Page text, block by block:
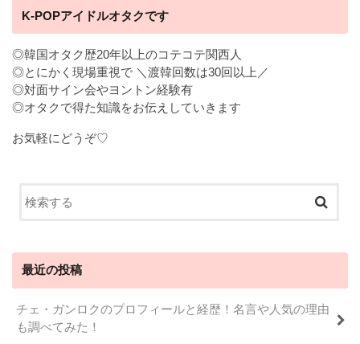
K-POPアイドルオタクです
◎韓国オタク歴20年以上のコテコテ関西人
◎とにかく現場重視で ＼渡韓回数は30回以上／
◎対面サイン会やヨントン経験有
◎オタクで得た知識をお伝えしていきます
お気軽にどうぞ♡
最近の投稿
チェ・ガンロクのプロフィールと経歴！名言や人気の理由
も調べてみた！